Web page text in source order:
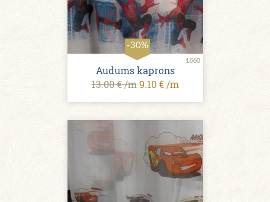
-30%
1860
Audums kaprons
13.00 € /m 9.10 € /m